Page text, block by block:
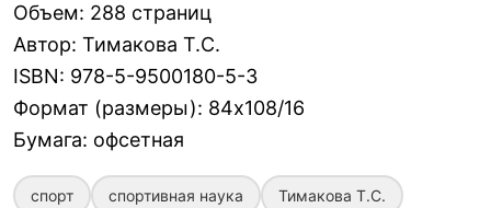
Объем: 288 страниц
Автор: Тимакова Т.С.
ISBN: 978-5-9500180-5-3
Формат (размеры): 84х108/16
Бумага: офсетная
спорт спортивная наука Тимакова Т.С.